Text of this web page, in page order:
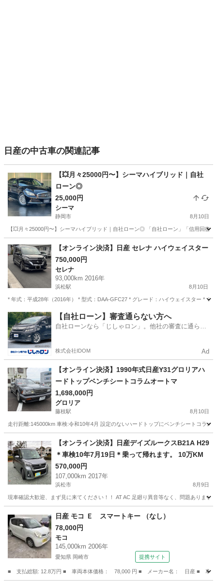
日産の中古車の関連記事
【💥月々25000円〜】シーマハイブリッド｜自社
ローン◎
25,000円
シーマ
静岡市 8月10日
【💥月々25000円〜】シーマハイブリッド｜自社ローン◎ 「自社ローン」「信用回
静岡 静岡市 シーマ シーマハイブリッド
【オンライン決済】日産 セレナ ハイウェイスター
750,000円
セレナ
93,000km 2016年
浜松駅 8月10日
* 年式：平成28年（2016年） * 型式：DAA-GFC27 * グレード：ハイウェイスター *
静岡 浜松市 浜松駅 セレナ
【自社ローン】審査通らない方へ
自社ローンなら「じしゃロン」。他社の審査に通らな
株式会社IDOM Ad
【オンライン決済】1990年式日産Y31グロリアハ
ードトップベンチシートコラムオートマ
1,698,000円
グロリア
藤枝駅 8月10日
走行距離:145000km 車検:令和10年4月 設定のないハードトップにベンチシートコラ
藤枝駅 グロリア
【オンライン決済】日産デイズルークスB21A H29
＊車検10年7月19日＊乗って帰れます。 10万KM
570,000円
107,000km 2017年
浜松市 8月9日
現車確認大歓迎、まず見に来てください！！ AT AC 足廻り異音等なく、問題ありま
日産 エレメント
日産 モコ Ｅ スマートキー （なし）
78,000円
モコ
145,000km 2006年
愛知県 岡崎市 提携サイト
■ 支払総額: 12.8万円 ■ 車両本体価格： 78,000 円 ■ メーカー名： 日産 ■